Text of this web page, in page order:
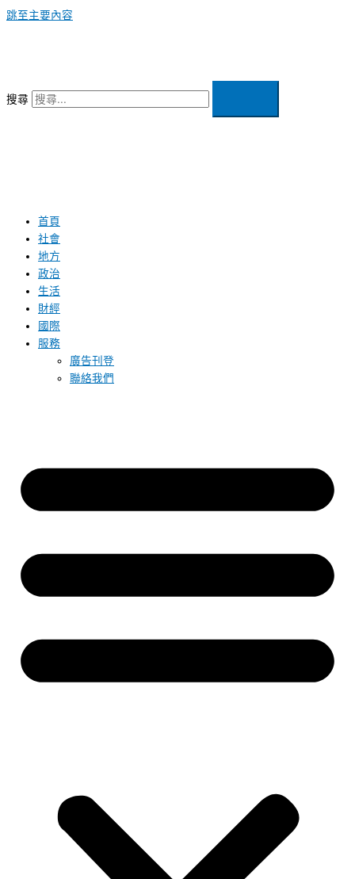
跳至主要內容
搜尋
首頁
社會
地方
政治
生活
財經
國際
服務
廣告刊登
聯絡我們